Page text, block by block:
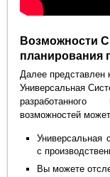
Возможности
планирования
Далее представлен
Универсальная
возможностей
Универсальная
с
Вы можете